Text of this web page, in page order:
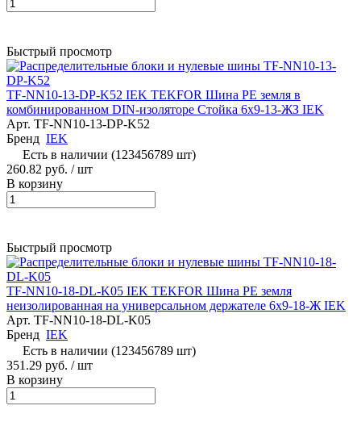
Быстрый просмотр
TF-NN10-13-DP-K52 IEK TEKFOR Шина PE земля в
комбинированном DIN-изоляторе Стойка 6х9-13-ЖЗ IEK
Арт. TF-NN10-13-DP-K52
Бренд IEK
Есть в наличии (123456789 шт)
260.82 руб. / шт
В корзину
Быстрый просмотр
TF-NN10-18-DL-K05 IEK TEKFOR Шина PE земля
неизолированная на универсальном держателе 6х9-18-Ж IEK
Арт. TF-NN10-18-DL-K05
Бренд IEK
Есть в наличии (123456789 шт)
351.29 руб. / шт
В корзину